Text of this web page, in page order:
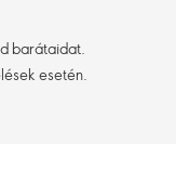
barátaidat.
esetén.